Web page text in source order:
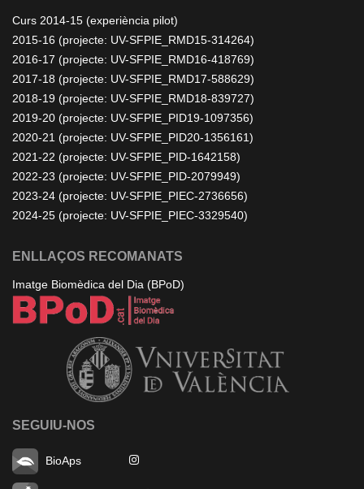
Curs 2014-15 (experiència pilot)
2015-16 (projecte: UV-SFPIE_RMD15-314264)
2016-17 (projecte: UV-SFPIE_RMD16-418769)
2017-18 (projecte: UV-SFPIE_RMD17-588629)
2018-19 (projecte: UV-SFPIE_RMD18-839727)
2019-20 (projecte: UV-SFPIE_PID19-1097356)
2020-21 (projecte: UV-SFPIE_PID20-1356161)
2021-22 (projecte: UV-SFPIE_PID-1642158)
2022-23 (projecte: UV-SFPIE_PID-2079949)
2023-24 (projecte: UV-SFPIE_PIEC-2736656)
2024-25 (projecte: UV-SFPIE_PIEC-3329540)
ENLLAÇOS RECOMANATS
Imatge Biomèdica del Dia (BPoD)
SEGUIU-NOS
BioAps